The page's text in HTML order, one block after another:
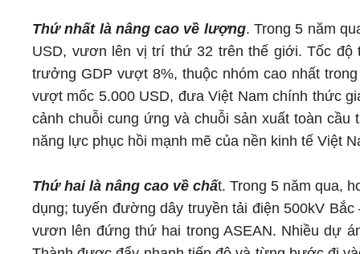
Thứ nhất là nâng cao về lượng. Trong 5 năm
USD, vươn lên vị trí thứ 32 trên thế giới. Tốc độ
trưởng GDP vượt 8%, thuộc nhóm cao nhất
vượt mốc 5.000 USD, đưa Việt Nam chính thức
cảnh chuỗi cung ứng và chuỗi sản xuất toàn
năng lực phục hồi mạnh mẽ của nền kinh tế Việt
Thứ hai là nâng cao về chất. Trong 5 năm qua,
dụng; tuyến đường dây truyền tải điện 500kV
vươn lên đứng thứ hai trong ASEAN. Nhiều dự